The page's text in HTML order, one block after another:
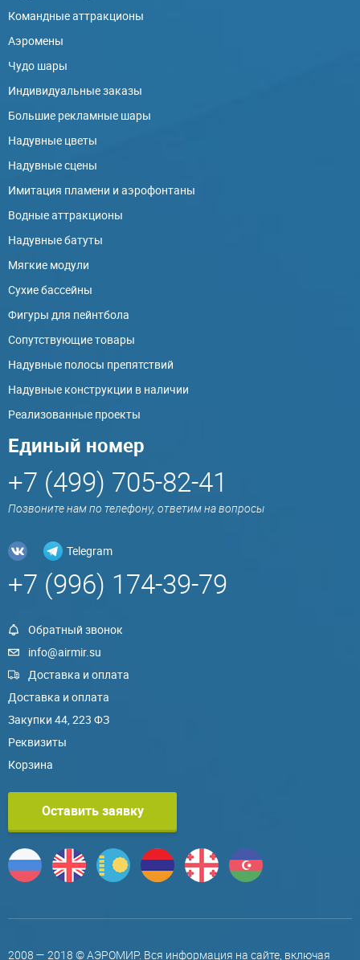
Командные аттракционы
Аэромены
Чудо шары
Индивидуальные заказы
Большие рекламные шары
Надувные цветы
Надувные сцены
Имитация пламени и аэрофонтаны
Водные аттракционы
Надувные батуты
Мягкие модули
Сухие бассейны
Фигуры для пейнтбола
Сопутствующие товары
Надувные полосы препятствий
Надувные конструкции в наличии
Реализованные проекты
Единый номер
+7 (499) 705-82-41
Позвоните нам по телефону, ответим на вопросы
Telegram
+7 (996) 174-39-79
Обратный звонок
info@airmir.su
Доставка и оплата
Доставка и оплата
Закупки 44, 223 ФЗ
Реквизиты
Корзина
Оставить заявку
2008 — 2018 © АЭРОМИР. Вся информация на сайте, включая